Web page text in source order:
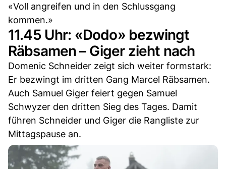
«Voll angreifen und in den Schlussgang
kommen.»
11.45 Uhr: «Dodo» bezwingt
Räbsamen – Giger zieht nach
Domenic Schneider zeigt sich weiter formstark:
Er bezwingt im dritten Gang Marcel Räbsamen.
Auch Samuel Giger feiert gegen Samuel
Schwyzer den dritten Sieg des Tages. Damit
führen Schneider und Giger die Rangliste zur
Mittagspause an.